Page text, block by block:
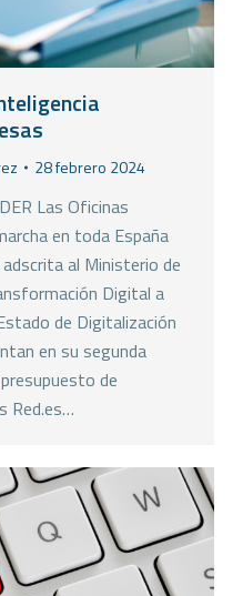
28 febrero 2024
Las Oficinas
en toda España
al Ministerio de
Digital a
de Digitalización
en su segunda
de
Red.es…